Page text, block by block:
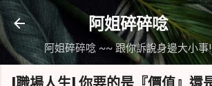
跳到主要內容
阿姐碎碎唸
阿姐碎碎唸 ~~ 跟你訴說身邊大小事!
[職場人生] 你要的是『價值』還